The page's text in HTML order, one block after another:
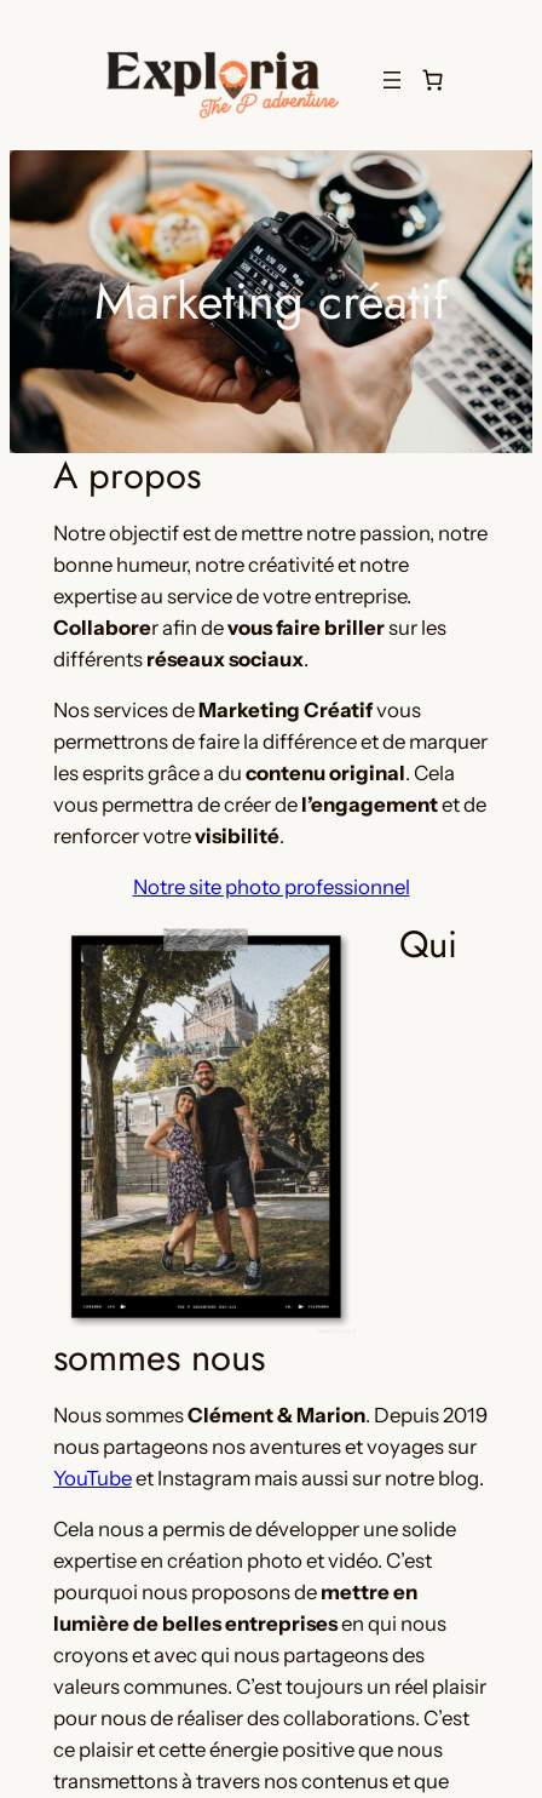
Marketing créatif
A propos
Notre objectif est de mettre notre passion, notre
bonne humeur, notre créativité et notre
expertise au service de votre entreprise.
Collaborer afin devous faire brillersur les
différents réseaux sociaux.
Nos services deMarketing Créatifvous
permettrons de faire la différence et de marquer
les esprits grâce a du contenu original. Cela
vous permettra de créer de l’engagementet de
renforcer votrevisibilité.
Notre site photo professionnel
Qui
sommes nous
Nous sommesClément & Marion. Depuis 2019
nous partageons nos aventures et voyages sur
YouTubeet Instagram mais aussi sur notre blog.
Cela nous a permis de développer une solide
expertise en création photo et vidéo. C’est
pourquoi nous proposons de mettre en
lumière de belles entreprisesen qui nous
croyons et avec qui nous partageons des
valeurs communes. C’est toujours un réel plaisir
pour nous de réaliser des collaborations. C’est
ce plaisir et cette énergie positive que nous
transmettons à travers nos contenus et que